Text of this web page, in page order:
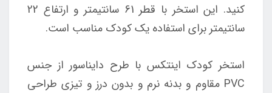
کنید. این استخر با قطر 61 سانتیمتر و ارتفاع 22
سانتیمتر برای استفاده یک کودک مناسب است.
استخر کودک اینتکس با طرح دایناسور از جنس
PVC مقاوم و بدنه نرم و بدون درز و تیزی طراحی